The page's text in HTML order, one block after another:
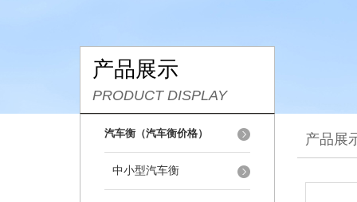
产品展示
PRODUCT DISPLAY
汽车衡（汽车衡价格）
中小型汽车衡
产品展